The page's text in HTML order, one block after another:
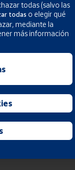
S.M.E. Todos los
todas (salvo las
todas o elegir qué
mediante la
más información